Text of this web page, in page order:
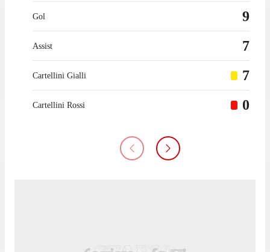
Gol 9
Assist 7
Cartellini Gialli 7
Cartellini Rossi 0